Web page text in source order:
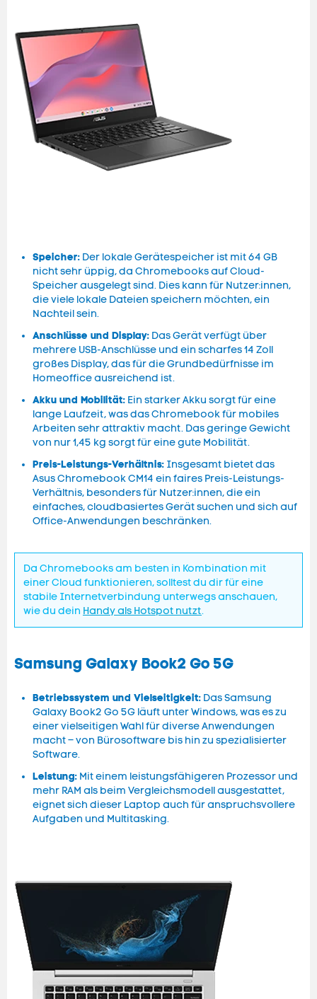
Speicher: Der lokale Gerätespeicher ist mit 64 GB
nicht sehr üppig, da Chromebooks auf Cloud-
Speicher ausgelegt sind. Dies kann für Nutzer:innen,
die viele lokale Dateien speichern möchten, ein
Nachteil sein.
Anschlüsse und Display: Das Gerät verfügt über
mehrere USB-Anschlüsse und ein scharfes 14 Zoll
großes Display, das für die Grundbedürfnisse im
Homeoffice ausreichend ist.
Akku und Mobilität: Ein starker Akku sorgt für eine
lange Laufzeit, was das Chromebook für mobiles
Arbeiten sehr attraktiv macht. Das geringe Gewicht
von nur 1,45 kg sorgt für eine gute Mobilität.
Preis-Leistungs-Verhältnis: Insgesamt bietet das
Asus Chromebook CM14 ein faires Preis-Leistungs-
Verhältnis, besonders für Nutzer:innen, die ein
einfaches, cloudbasiertes Gerät suchen und sich auf
Office-Anwendungen beschränken.
Da Chromebooks am besten in Kombination mit
einer Cloud funktionieren, solltest du dir für eine
stabile Internetverbindung unterwegs anschauen,
wie du dein Handy als Hotspot nutzt.
Samsung Galaxy Book2 Go 5G
Betriebssystem und Vielseitigkeit: Das Samsung
Galaxy Book2 Go 5G läuft unter Windows, was es zu
einer vielseitigen Wahl für diverse Anwendungen
macht – von Bürosoftware bis hin zu spezialisierter
Software.
Leistung: Mit einem leistungsfähigeren Prozessor und
mehr RAM als beim Vergleichsmodell ausgestattet,
eignet sich dieser Laptop auch für anspruchsvollere
Aufgaben und Multitasking.